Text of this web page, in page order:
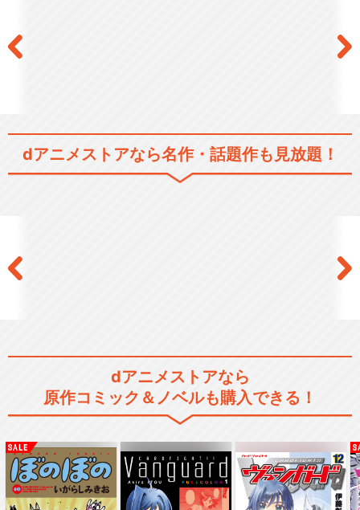
龍 -RYO-
dアニメストアなら名作・話題作も見放題！
dアニメストアなら
原作コミック＆ノベルも購入できる！